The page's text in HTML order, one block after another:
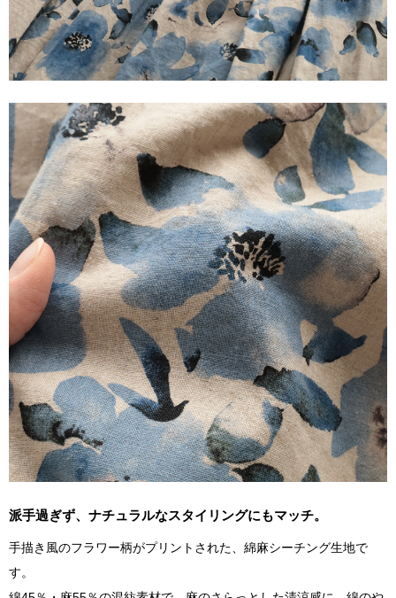
派手過ぎず、ナチュラルなスタイリングにもマッチ。
手描き風のフラワー柄がプリントされた、綿麻シーチング生地で
す。